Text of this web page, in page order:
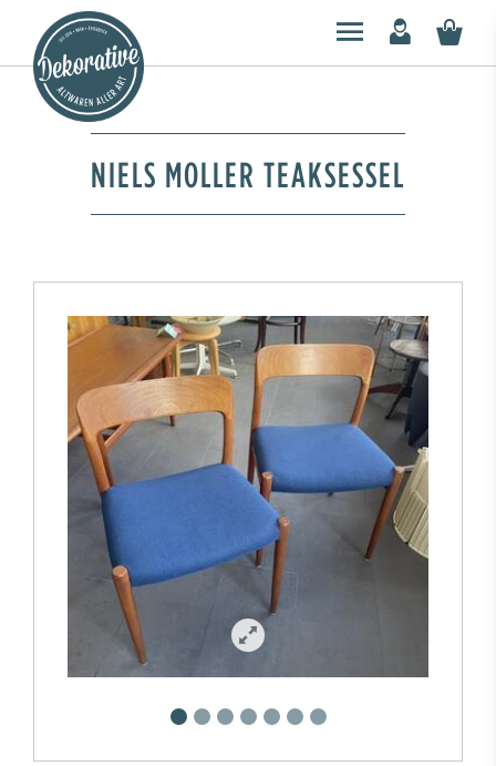
NIELS MOLLER TEAKSESSEL